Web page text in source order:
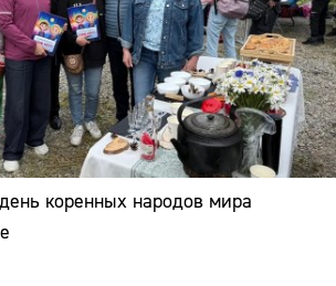
коренных народов мира